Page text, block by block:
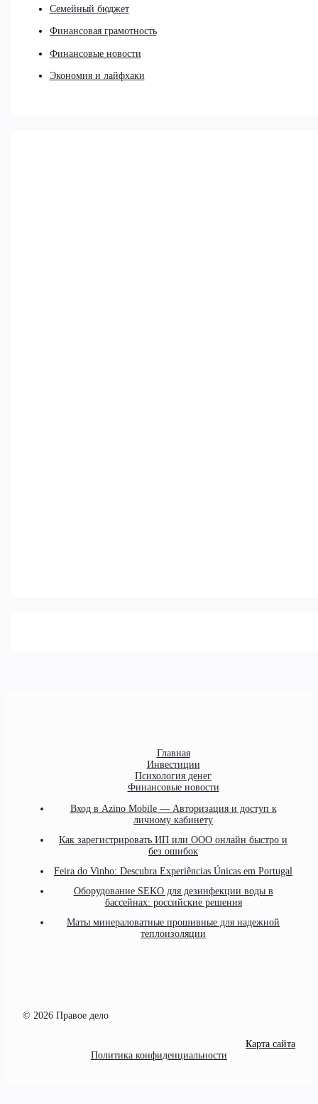
Семейный бюджет
Финансовая грамотность
Финансовые новости
Экономия и лайфхаки
Главная
Инвестиции
Психология денег
Финансовые новости
Вход в Azino Mobile — Авторизация и доступ к
личному кабинету
Как зарегистрировать ИП или ООО онлайн быстро и
без ошибок
Feira do Vinho: Descubra Experiências Únicas em Portugal
Оборудование SEKO для дезинфекции воды в
бассейнах: российские решения
Маты минераловатные прошивные для надежной
теплоизоляции
© 2026 Правое дело
Карта сайта
Политика конфиденциальности